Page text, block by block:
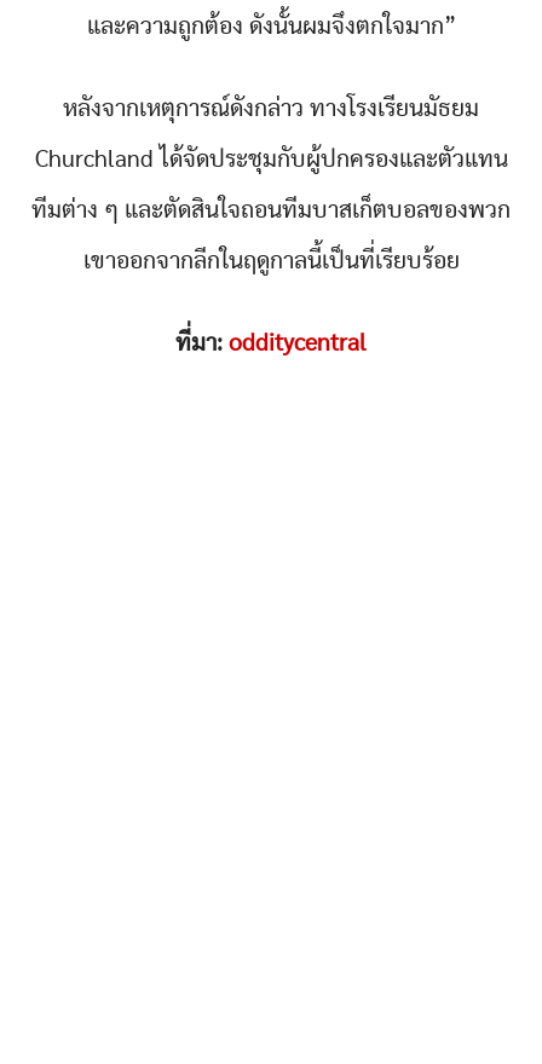
และความถูกต้อง ดังนั้นผมจึงตกใจมาก”
หลังจากเหตุการณ์ดังกล่าว ทางโรงเรียนมัธยม
Churchland ได้จัดประชุมกับผู้ปกครองและตัวแทน
ทีมต่าง ๆ และตัดสินใจถอนทีมบาสเก็ตบอลของพวก
เขาออกจากลีกในฤดูกาลนี้เป็นที่เรียบร้อย
ที่มา: odditycentral